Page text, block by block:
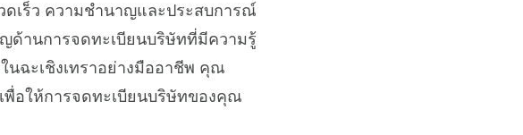
ดเร็ว ความชำนาญและประสบการณ์
ญด้านการจดทะเบียนบริษัทที่มีความรู้
นฉะเชิงเทราอย่างมืออาชีพ คุณ
พื่อให้การจดทะเบียนบริษัทของคุณ